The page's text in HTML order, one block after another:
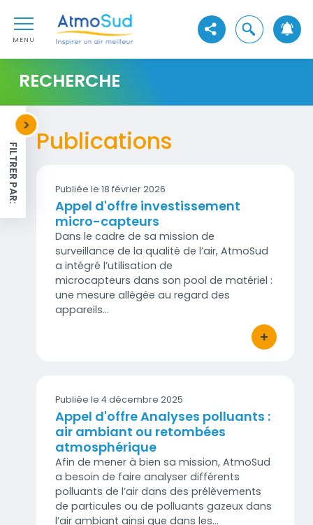
Aller au premier menu de navigation
Aller à la recherche
MENU
AtmoSud
Voir les réseaux sociaux
Ouvrir la
RECHERCHE
<
FILTRER PAR:
Publications
Publiée le 18 février 2026
Appel d'offre investissement
micro-capteurs
Dans le cadre de sa mission de
surveillance de la qualité de l’air, AtmoSud
a intégré l’utilisation de
microcapteurs dans son pool de matériel :
une mesure allégée au regard des
appareils…
+
bouton
Publiée le 4 décembre 2025
Appel d'offre Analyses polluants :
air ambiant ou retombées
atmosphérique
Afin de mener à bien sa mission, AtmoSud
a besoin de faire analyser différents
polluants de l’air dans des prélèvements
de particules ou de polluants gazeux dans
l’air ambiant ainsi que dans les…